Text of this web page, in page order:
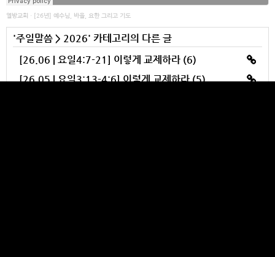
열방교회 · [26년] 예수님, 바울, 요한 그리고 기도
'주일말씀 > 2026' 카테고리의 다른 글
[26.06 | 요일4:7-21] 이렇게 교제하라 (6)
[26.05 | 요일3:13-4:6] 이렇게 교제하라 (5)